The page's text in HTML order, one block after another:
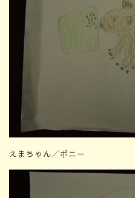
えまちゃん／ポニー